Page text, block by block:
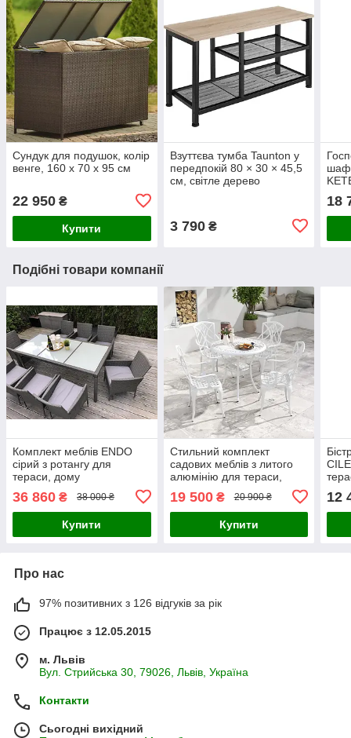
Сундук для подушок, колір
венге, 160 x 70 x 95 см
22 950 ₴
Купити
Взуттєва тумба Taunton у
передпокій 80 × 30 × 45,5
см, світле дерево
3 790₴
18
Подібні товари компанії
Комплект меблів ENDO
сірий з ротангу для
тераси, дому
36 860 ₴ 38 000 ₴
Купити
Стильний комплект
садових меблів з литого
алюмінію для тераси,
зручні крісла + круглий
стіл
19 500₴ 20 900 ₴
Купити
12
Про нас
97% позитивних з 126 відгуків за рік
Працює з 12.05.2015
м. Львів
Вул. Стрийська 30, 79026, Львів, Україна
Контакти
Сьогодні вихідний